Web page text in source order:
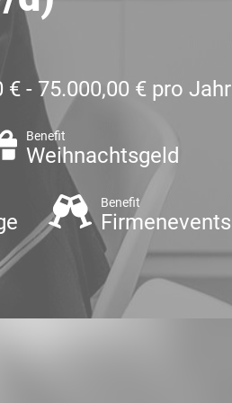
€ - 75.000,00 € pro Jahr
Benefit
Weihnachtsgeld
Benefit
Firmenevents